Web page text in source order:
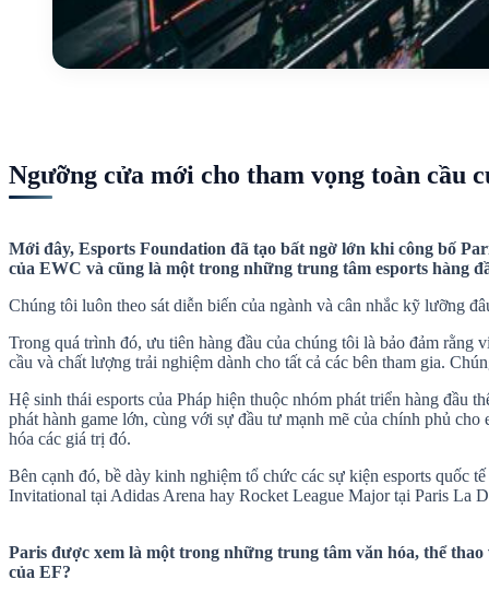
Ngưỡng cửa mới cho tham vọng toàn cầu
Mới đây, Esports Foundation đã tạo bất ngờ lớn khi công bố
của EWC và cũng là một trong những trung tâm esports hàng
Chúng tôi luôn theo sát diễn biến của ngành và cân nhắc kỹ lưỡng
Trong quá trình đó, ưu tiên hàng đầu của chúng tôi là bảo đảm
cầu và chất lượng trải nghiệm dành cho tất cả các bên tham gia.
Hệ sinh thái esports của Pháp hiện thuộc nhóm phát triển hàng đầu
phát hành game lớn, cùng với sự đầu tư mạnh mẽ của chính phủ
hóa các giá trị đó.
Bên cạnh đó, bề dày kinh nghiệm tổ chức các sự kiện esports quốc
Invitational tại Adidas Arena hay Rocket League Major tại Paris La
Paris được xem là một trong những trung tâm văn hóa, thể
của EF?